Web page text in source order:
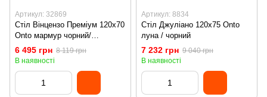
Артикул: 32869
Стіл Вінцензо Преміум 120х70
Onto мармур чорний/
натуральне дерево
6 495 грн 8 119 грн
В наявності
Артикул: 8834
Стіл Джуліано 120х75 Onto
луна / чорний
7 232 грн 9 040 грн
В наявності